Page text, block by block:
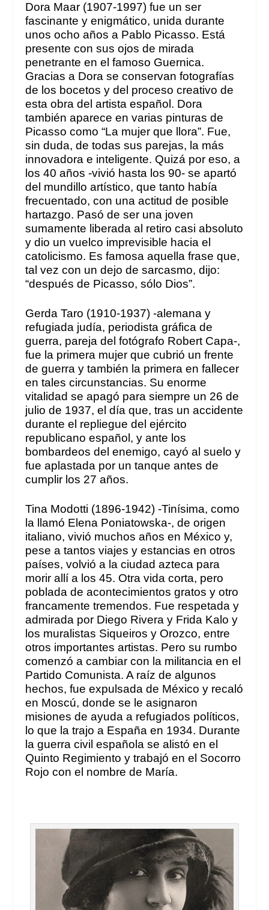
Dora Maar (1907-1997) fue un ser
fascinante y enigmático, unida durante
unos ocho años a Pablo Picasso. Está
presente con sus ojos de mirada
penetrante en el famoso Guernica.
Gracias a Dora se conservan fotografías
de los bocetos y del proceso creativo de
esta obra del artista español. Dora
también aparece en varias pinturas de
Picasso como “La mujer que llora”. Fue,
sin duda, de todas sus parejas, la más
innovadora e inteligente. Quizá por eso, a
los 40 años -vivió hasta los 90- se apartó
del mundillo artístico, que tanto había
frecuentado, con una actitud de posible
hartazgo. Pasó de ser una joven
sumamente liberada al retiro casi absoluto
y dio un vuelco imprevisible hacia el
catolicismo. Es famosa aquella frase que,
tal vez con un dejo de sarcasmo, dijo:
“después de Picasso, sólo Dios”.
Gerda Taro (1910-1937) -alemana y
refugiada judía, periodista gráfica de
guerra, pareja del fotógrafo Robert Capa-,
fue la primera mujer que cubrió un frente
de guerra y también la primera en fallecer
en tales circunstancias. Su enorme
vitalidad se apagó para siempre un 26 de
julio de 1937, el día que, tras un accidente
durante el repliegue del ejército
republicano español, y ante los
bombardeos del enemigo, cayó al suelo y
fue aplastada por un tanque antes de
cumplir los 27 años.
Tina Modotti (1896-1942) -Tinísima, como
la llamó Elena Poniatowska-, de origen
italiano, vivió muchos años en México y,
pese a tantos viajes y estancias en otros
países, volvió a la ciudad azteca para
morir allí a los 45. Otra vida corta, pero
poblada de acontecimientos gratos y otro
francamente tremendos. Fue respetada y
admirada por Diego Rivera y Frida Kalo y
los muralistas Siqueiros y Orozco, entre
otros importantes artistas. Pero su rumbo
comenzó a cambiar con la militancia en el
Partido Comunista. A raíz de algunos
hechos, fue expulsada de México y recaló
en Moscú, donde se le asignaron
misiones de ayuda a refugiados políticos,
lo que la trajo a España en 1934. Durante
la guerra civil española se alistó en el
Quinto Regimiento y trabajó en el Socorro
Rojo con el nombre de María.